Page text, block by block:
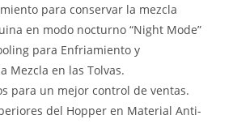
para conservar la mezcla
en modo nocturno “Night Mode”
para Enfriamiento y
Mezcla en las Tolvas.
para un mejor control de ventas.
del Hopper en Material Anti-